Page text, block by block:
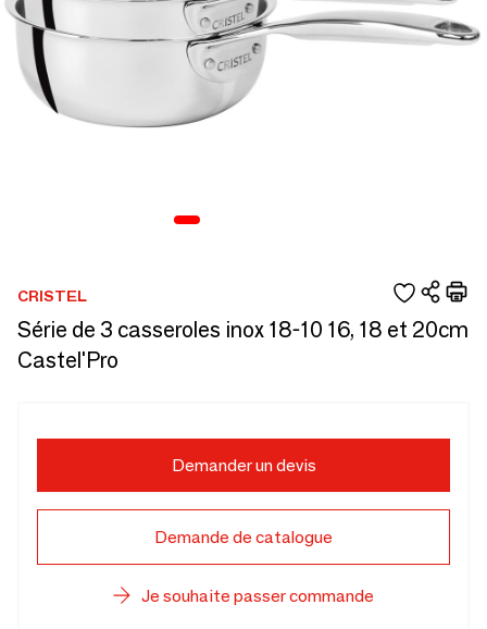
CRISTEL
Série de 3 casseroles inox 18-10 16, 18 et 20cm
Castel'Pro
Demander un devis
Demande de catalogue
Je souhaite passer commande